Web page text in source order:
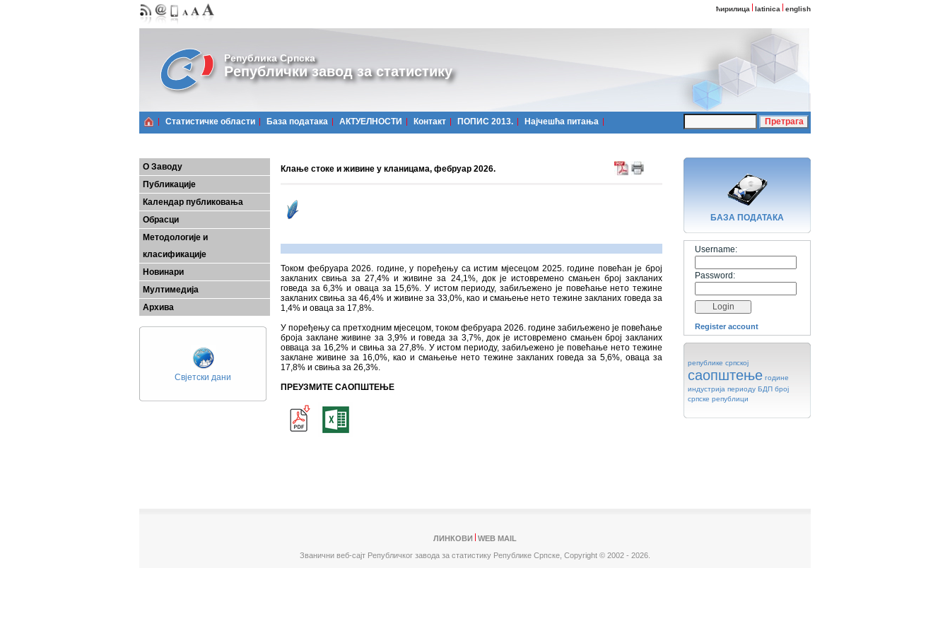
ћирилица latinica english
Република Српска
Републички завод за статистику
Статистичке области Базa података АКТУЕЛНОСТИ Контакт ПОПИС 2013. Најчешћa питања
О Заводу
Публикације
Календар публиковања
Обрасци
Методологије и
класификације
Новинари
Мултимедија
Архива
Свјетски дани
Клање стоке и живине у кланицама, фебруар 2026.
Током фебруара 2026. године, у поређењу са истим мјесецом 2025. године повећан је број
закланих свиња за 27,4% и живине за 24,1%, док је истовремено смањен број закланих
говеда за 6,3% и оваца за 15,6%. У истом периоду, забиљежено је повећање нето тежине
закланих свиња за 46,4% и живине за 33,0%, као и смањење нето тежине закланих говеда за
1,4% и оваца за 17,8%.
У поређењу са претходним мјесецом, током фебруара 2026. године забиљежено је повећање
броја заклане живине за 3,9% и говеда за 3,7%, док је истовремено смањен број закланих
овваца за 16,2% и свиња за 27,8%. У истом периоду, забиљежено је повећање нето тежине
заклане живине за 16,0%, као и смањење нето тежине закланих говеда за 5,6%, оваца за
17,8% и свиња за 26,3%.
ПРЕУЗМИТЕ САОПШТЕЊЕ
БАЗA ПОДАТАКА
Username:
Password:
Register account
републике српској
саопштење године
индустрија периоду БДП број
српске републици
ЛИНКОВИ
WEB MAIL
Званични веб-сајт Републичког завода за статистику Републике Српске, Copyright © 2002 - 2026.